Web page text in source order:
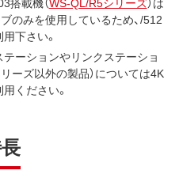
のみを使用しているため、/512
下さい。
ーションやリンクステーショ
ーズ以外の製品）については4K
ください。